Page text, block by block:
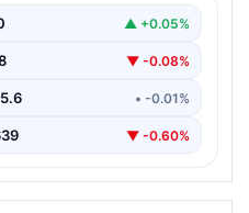
▲ +0.05%
▼ -0.08%
• -0.01%
▼ -0.60%